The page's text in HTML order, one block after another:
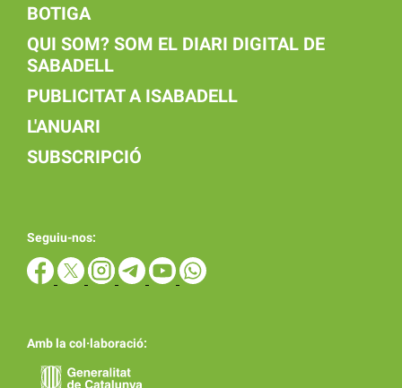
BOTIGA
QUI SOM? SOM EL DIARI DIGITAL DE
SABADELL
PUBLICITAT A ISABADELL
L'ANUARI
SUBSCRIPCIÓ
Seguiu-nos:
Amb la col·laboració: